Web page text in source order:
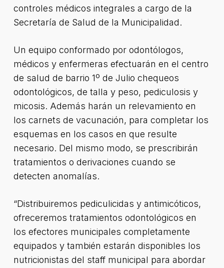
controles médicos integrales a cargo de la
Secretaría de Salud de la Municipalidad.
Un equipo conformado por odontólogos,
médicos y enfermeras efectuarán en el centro
de salud de barrio 1º de Julio chequeos
odontológicos, de talla y peso, pediculosis y
micosis. Además harán un relevamiento en
los carnets de vacunación, para completar los
esquemas en los casos en que resulte
necesario. Del mismo modo, se prescribirán
tratamientos o derivaciones cuando se
detecten anomalías.
“Distribuiremos pediculicidas y antimicóticos,
ofreceremos tratamientos odontológicos en
los efectores municipales completamente
equipados y también estarán disponibles los
nutricionistas del staff municipal para abordar